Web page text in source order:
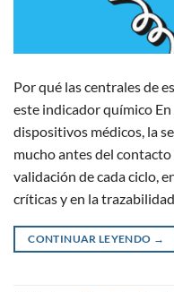
Por qué las centrales de
este indicador químico
dispositivos médicos, la
mucho antes del
validación de cada ciclo,
críticas y en la
CONTINUAR LEYENDO →